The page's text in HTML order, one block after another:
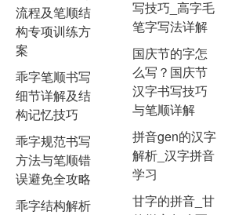
流程及笔顺结
构专项训练方
案
乖字笔顺书写
细节详解及结
构记忆技巧
乖字规范书写
方法与笔顺错
误避免全攻略
乖字结构解析
写技巧_高字毛
笔字写法详解
国庆节的字怎
么写？国庆节
汉字书写技巧
与笔顺详解
拼音gen的汉字
解析_汉字拼音
学习
甘字的拼音_甘